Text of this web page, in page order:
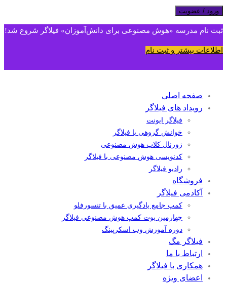
ورود / عضویت
ثبت نام مدرسه «هوش مصنوعی برای دانش‌آموزان» فیلاگر شروع شد!
اطلاعات بیشتر و ثبت نام
صفحه اصلی
رویداد های فیلاگر
فیلاگر ایونت
خوانش گروهی با فیلاگر
ژورنال کلاب هوش مصنوعی
کدنویسی هوش مصنوعی با فیلاگر
رادیو فیلاگر
فروشگاه
آکادمی فیلاگر
کمپ جامع یادگیری عمیق با تنسورفلو
چهارمین بوت کمپ هوش مصنوعی فیلاگر
دوره آموزش وب اسکرپینگ
فیلاگر مگ
ارتباط با ما
همکاری با فیلاگر
اعضای ویژه